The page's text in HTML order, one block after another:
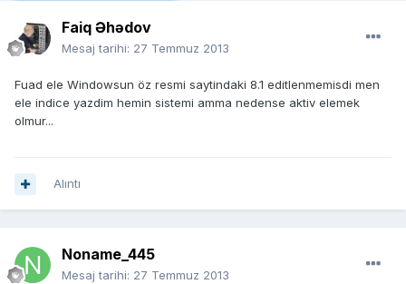
Faiq Əhədov
Mesaj tarihi: 27 Temmuz 2013
Fuad ele Windowsun öz resmi saytindaki 8.1 editlenmemisdi men
ele indice yazdim hemin sistemi amma nedense aktiv elemek
olmur...
Alıntı
Noname_445
Mesaj tarihi: 27 Temmuz 2013